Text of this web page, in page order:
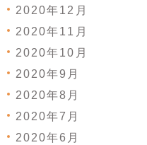
2020年12月
2020年11月
2020年10月
2020年9月
2020年8月
2020年7月
2020年6月